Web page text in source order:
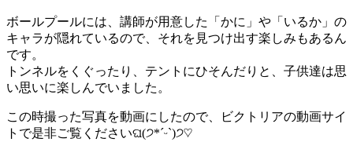
ボールプールには、講師が用意した「かに」や「いるか」の
キャラが隠れているので、それを見つけ出す楽しみもあるん
です。
トンネルをくぐったり、テントにひそんだりと、子供達は思
い思いに楽しんでいました。
この時撮った写真を動画にしたので、ビクトリアの動画サイ
トで是非ご覧くださいଘ(੭*ˊᵕˋ)੭♡